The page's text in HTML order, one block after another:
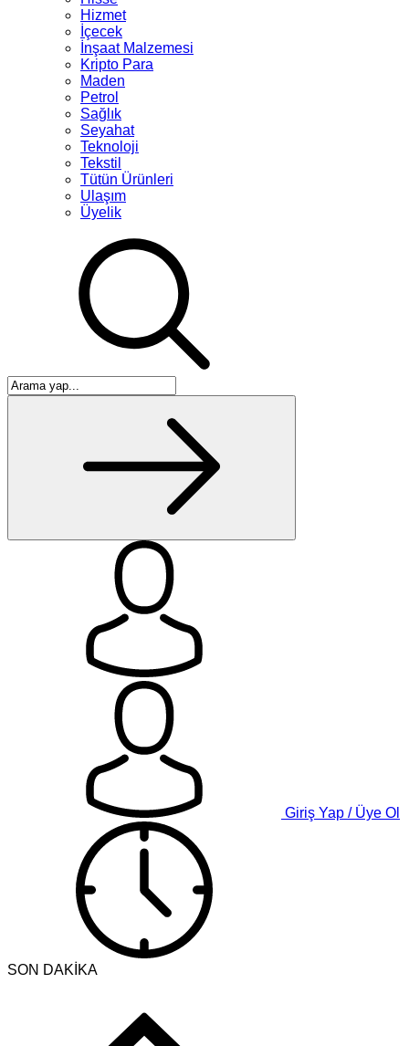
Hizmet
İçecek
İnşaat Malzemesi
Kripto Para
Maden
Petrol
Sağlık
Seyahat
Teknoloji
Tekstil
Tütün Ürünleri
Ulaşım
Üyelik
Giriş Yap / Üye Ol
SON DAKİKA